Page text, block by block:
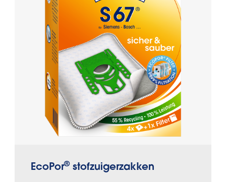
EcoPor® stofzuigerzakken